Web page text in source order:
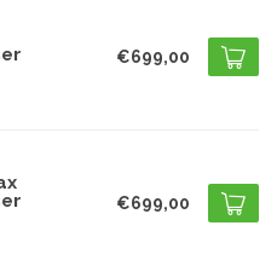
€699,00
€699,00